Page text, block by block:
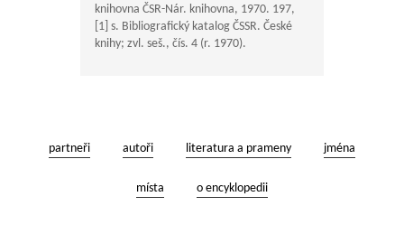
knihovna ČSR-Nár. knihovna, 1970. 197,
[1] s. Bibliografický katalog ČSSR. České
knihy; zvl. seš., čís. 4 (r. 1970).
partneři autoři literatura a prameny jména
místa o encyklopedii